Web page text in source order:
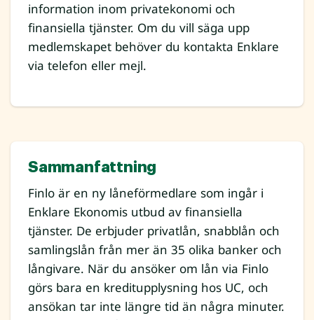
information inom privatekonomi och
finansiella tjänster. Om du vill säga upp
medlemskapet behöver du kontakta Enklare
via telefon eller mejl.
Sammanfattning
Finlo är en ny låneförmedlare som ingår i
Enklare Ekonomis utbud av finansiella
tjänster. De erbjuder privatlån, snabblån och
samlingslån från mer än 35 olika banker och
långivare. När du ansöker om lån via Finlo
görs bara en kreditupplysning hos UC, och
ansökan tar inte längre tid än några minuter.